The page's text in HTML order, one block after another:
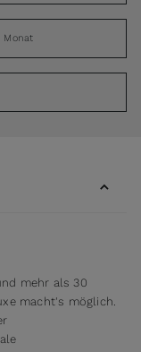
Monat
mehr als 30
macht's möglich.